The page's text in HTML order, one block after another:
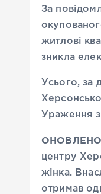
За
житлові
зникла
Усього, за
Ураження
ОНОВЛЕНО
центру
жінка.
отримав